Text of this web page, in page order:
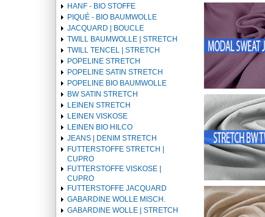
HANF - BIO STOFFE
PIQUÉ - BIO BAUMWOLLE
JACQUARD | BOUCLE
TWILL BAUMWOLLE | STRETCH
TWILL TENCEL | STRETCH
POPELINE STRETCH
POPELINE SATIN STRETCH
POPELINE BIO BAUMWOLLE
BW SATIN STRETCH
LEINEN STRETCH
LEINEN VISKOSE
LEINEN BIO HILCO
JEANS | DENIM STRETCH
FUTTERSTOFFE STRETCH |
CUPRO
FUTTERSTOFFE VISKOSE |
CUPRO
FUTTERSTOFFE JACQUARD
GABARDINE WOLLE MISCH.
GABARDINE WOLLE | STRETCH